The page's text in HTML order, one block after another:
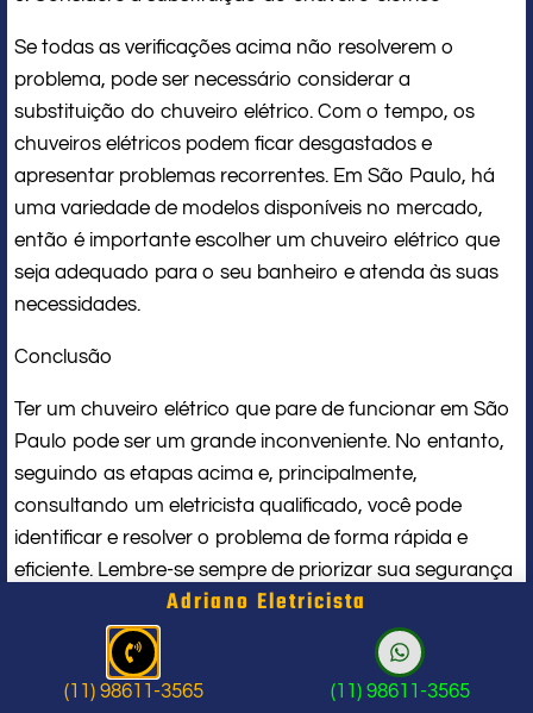
Se todas as verificações acima não resolverem o
problema, pode ser necessário considerar a
substituição do chuveiro elétrico. Com o tempo, os
chuveiros elétricos podem ficar desgastados e
apresentar problemas recorrentes. Em São Paulo, há
uma variedade de modelos disponíveis no mercado,
então é importante escolher um chuveiro elétrico que
seja adequado para o seu banheiro e atenda às suas
necessidades.
Conclusão
Ter um chuveiro elétrico que pare de funcionar em São
Paulo pode ser um grande inconveniente. No entanto,
seguindo as etapas acima e, principalmente,
consultando um eletricista qualificado, você pode
identificar e resolver o problema de forma rápida e
eficiente. Lembre-se sempre de priorizar sua segurança
e evitar qualquer tipo de manutenção por conta
própria. Em caso de dúvidas ou problemas mais
complexos, não hesite em entrar em contato com um
profissional qualificado em São Paulo.
Adriano Eletricista
(11) 98611-3565 (11) 98611-3565